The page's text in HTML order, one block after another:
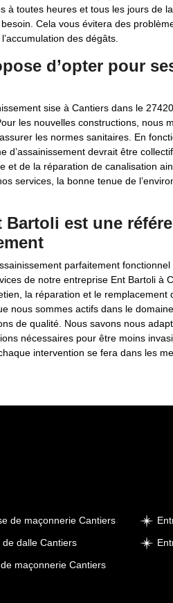
à toutes heures et tous les jours de
Cela vous évitera des
des dégâts.
d’opter pour
sise à Cantiers dans le
les nouvelles constructions, nous
les normes sanitaires. En
d’assainissement devrait être
et de la réparation de canalisation
services, la bonne tenue de
Bartoli est une
parfaitement
de notre entreprise Ent Bartoli à
la réparation et le remplacement
nous sommes actifs dans le
de qualité. Nous savons nous
nécessaires pour être moins
intervention se fera dans les
de maçonnerie Cantiers
de dalle Cantiers
maçonnerie Cantiers